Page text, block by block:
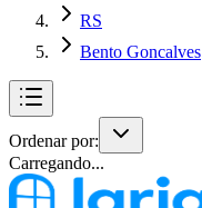
RS
Bento Goncalves
Ordenar por:
Carregando...